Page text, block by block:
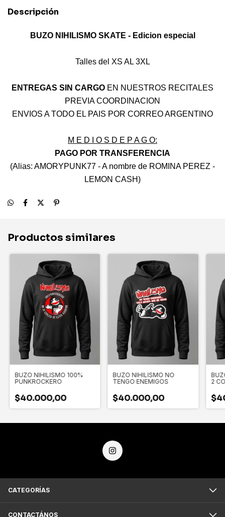
Descripción
BUZO NIHILISMO SKATE - Edicion especial
Talles del XS AL 3XL
ENTREGAS SIN CARGO EN NUESTROS RECITALES
PREVIA COORDINACION
ENVIOS A TODO EL PAIS POR CORREO ARGENTINO
M E D I O S D E P A G O:
PAGO POR TRANSFERENCIA
(Alias: AMORYPUNK77 - A nombre de ROMINA PEREZ -
LEMON CASH)
Productos similares
BUZO NIHILISMO 100%
PUNKROCKERO
$40.000,00
BUZO NIHILISMO NO
TENGO ENEMIGOS
$40.000,00
2
CATEGORÍAS
CONTACTÁNOS